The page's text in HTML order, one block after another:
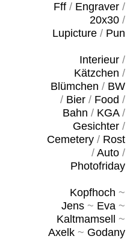
Fff/ Engraver/
20x30/
Lupicture/ Pun
Interieur/
Kätzchen /
Blümchen / BW
/ Bier/ Food /
Bahn / KGA/
Gesichter/
Cemetery/ Rost
/ Auto/
Photofriday
Kopfhoch ~
Jens~ Eva~
Kaltmamsell
~
Axelk~ Godany